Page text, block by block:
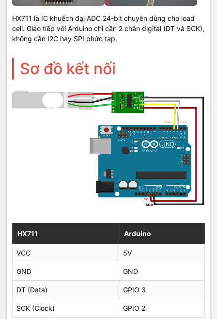
HX711 là IC khuếch đại ADC 24-bit chuyên dùng cho load
cell. Giao tiếp với Arduino chỉ cần 2 chân digital (DT và SCK),
không cần I2C hay SPI phức tạp.
Sơ đồ kết nối
HX711 Arduino
VCC 5V
GND GND
DT (Data) GPIO 3
SCK (Clock) GPIO 2